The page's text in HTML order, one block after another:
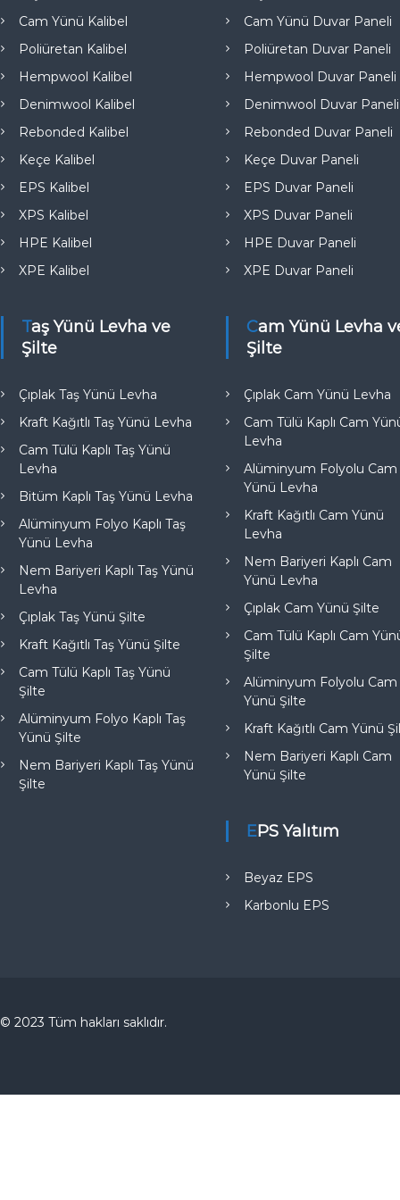
Cam Yünü Kalibel
Poliüretan Kalibel
Hempwool Kalibel
Denimwool Kalibel
Rebonded Kalibel
Keçe Kalibel
EPS Kalibel
XPS Kalibel
HPE Kalibel
XPE Kalibel
Taş Yünü Levha ve
Şilte
Çıplak Taş Yünü Levha
Kraft Kağıtlı Taş Yünü Levha
Cam Tülü Kaplı Taş Yünü
Levha
Bitüm Kaplı Taş Yünü Levha
Alüminyum Folyo Kaplı Taş
Yünü Levha
Nem Bariyeri Kaplı Taş Yünü
Levha
Çıplak Taş Yünü Şilte
Kraft Kağıtlı Taş Yünü Şilte
Cam Tülü Kaplı Taş Yünü
Şilte
Alüminyum Folyo Kaplı Taş
Yünü Şilte
Nem Bariyeri Kaplı Taş Yünü
Şilte
Cam Yünü Duvar Paneli
Poliüretan Duvar Paneli
Hempwool Duvar Paneli
Denimwool Duvar Paneli
Rebonded Duvar Paneli
Keçe Duvar Paneli
EPS Duvar Paneli
XPS Duvar Paneli
HPE Duvar Paneli
XPE Duvar Paneli
Cam Yünü Levha ve
Şilte
Çıplak Cam Yünü Levha
Cam Tülü Kaplı Cam
Levha
Alüminyum Folyolu Cam
Yünü Levha
Kraft Kağıtlı Cam Yünü
Levha
Nem Bariyeri Kaplı Cam
Yünü Levha
Çıplak Cam Yünü Şilte
Cam Tülü Kaplı Cam
Şilte
Alüminyum Folyolu Cam
Yünü Şilte
Kraft Kağıtlı Cam Yünü
Nem Bariyeri Kaplı Cam
Yünü Şilte
EPS Yalıtım
Beyaz EPS
Karbonlu EPS
© 2023 Tüm hakları saklıdır.